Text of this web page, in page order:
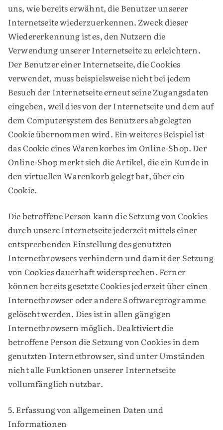
uns, wie bereits erwähnt, die Benutzer unserer
Internetseite wiederzuerkennen. Zweck dieser
Wiedererkennung ist es, den Nutzern die
Verwendung unserer Internetseite zu erleichtern.
Der Benutzer einer Internetseite, die Cookies
verwendet, muss beispielsweise nicht bei jedem
Besuch der Internetseite erneut seine Zugangsdaten
eingeben, weil dies von der Internetseite und dem auf
dem Computersystem des Benutzers abgelegten
Cookie übernommen wird. Ein weiteres Beispiel ist
das Cookie eines Warenkorbes im Online-Shop. Der
Online-Shop merkt sich die Artikel, die ein Kunde in
den virtuellen Warenkorb gelegt hat, über ein
Cookie.
Die betroffene Person kann die Setzung von Cookies
durch unsere Internetseite jederzeit mittels einer
entsprechenden Einstellung des genutzten
Internetbrowsers verhindern und damit der Setzung
von Cookies dauerhaft widersprechen. Ferner
können bereits gesetzte Cookies jederzeit über einen
Internetbrowser oder andere Softwareprogramme
gelöscht werden. Dies ist in allen gängigen
Internetbrowsern möglich. Deaktiviert die
betroffene Person die Setzung von Cookies in dem
genutzten Internetbrowser, sind unter Umständen
nicht alle Funktionen unserer Internetseite
vollumfänglich nutzbar.
5. Erfassung von allgemeinen Daten und
Informationen